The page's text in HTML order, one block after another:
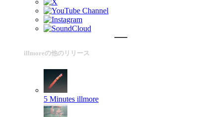
illmoreの他のリリース
5 Minutes illmore